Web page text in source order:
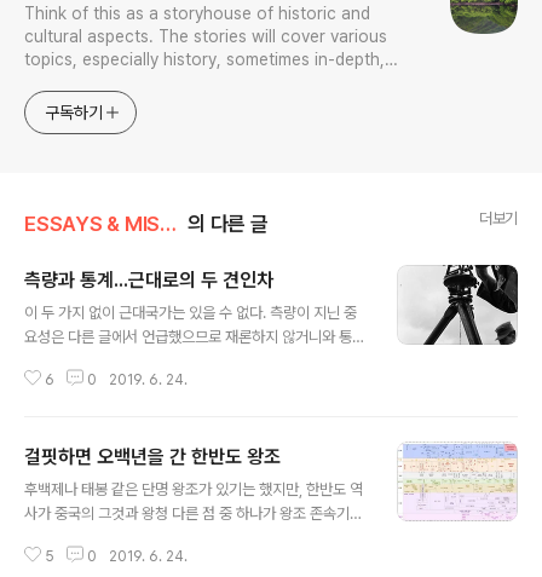
Think of this as a storyhouse of historic and
cultural aspects. The stories will cover various
topics, especially history, sometimes in-depth,
approach will be to resist any common sense or
generalized viewpoint
구독하기
ESSAYS & MISCELLANIES 의 다른 글 더보기
측량과 통계...근대로의 두 견인차
이 두 가지 없이 근대국가는 있을 수 없다. 측량이 지닌 중
요성은 다른 글에서 언급했으므로 재론하지 않거니와 통계
때문이다. 통계 중에서도 인구 센서스는 핵심 중의 핵심이
서 개판이었으니, 죽은 놈을 살아있다 하는가 하면, 산 놈을
죽었다 하고, 아들 많은 집에서는 아들 숫자는 줄였다. 왜?
인두세가 과세의 표준이었으니, 사람 숫자에 따라 세금이
는 이 넒나듦에 대한 퇴출이었다. 센서스가 도입됨으로써
6 0 2019. 6. 24.
걸핏하면 오백년을 간 한반도 왕조
후백제나 태봉 같은 단명 왕조가 있기는 했지만, 한반도 역
사가 중국의 그것과 왕청 다른 점 중 하나가 왕조 존속기간
제 고구려는 칠백년, 신라는 물경 천년이다. 중국은 외려 춘
5 0 2019. 6. 24.